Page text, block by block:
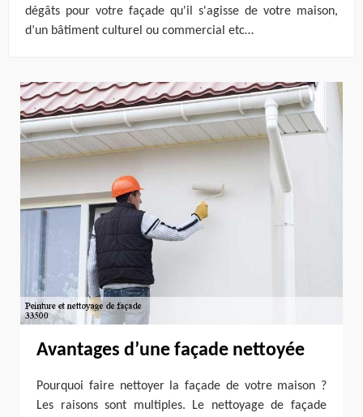
dégâts pour votre façade qu'il s'agisse de votre maison,
d’un bâtiment culturel ou commercial etc…
Avantages d’une façade nettoyée
Pourquoi faire nettoyer la façade de votre maison ?
Les raisons sont multiples. Le nettoyage de façade